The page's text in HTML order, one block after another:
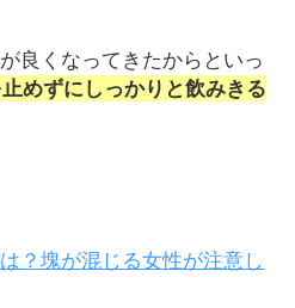
良くなってきたからといっ
めずにしっかりと飲みきる
？塊が混じる女性が注意し